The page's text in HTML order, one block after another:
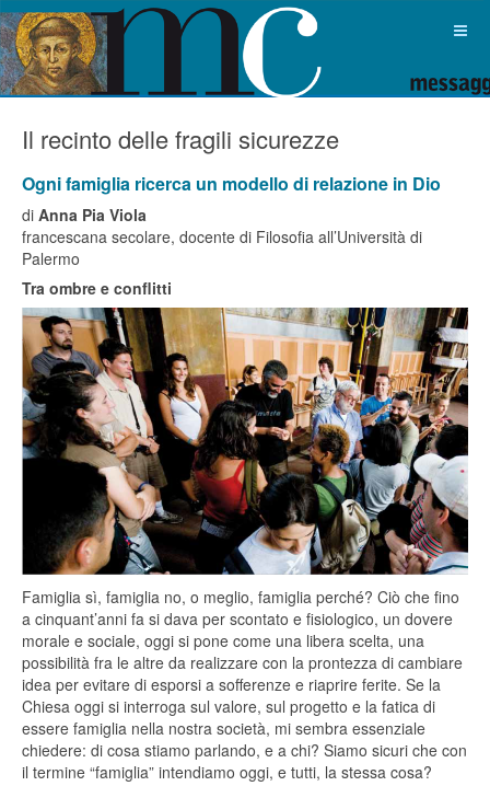
Il recinto delle fragili sicurezze
Ogni famiglia ricerca un modello di relazione in Dio
di Anna Pia Viola
francescana secolare, docente di Filosofia all’Università di
Palermo
Tra ombre e conflitti
Famiglia sì, famiglia no, o meglio, famiglia perché? Ciò che fino
a cinquant’anni fa si dava per scontato e fisiologico, un dovere
morale e sociale, oggi si pone come una libera scelta, una
possibilità fra le altre da realizzare con la prontezza di cambiare
idea per evitare di esporsi a sofferenze e riaprire ferite. Se la
Chiesa oggi si interroga sul valore, sul progetto e la fatica di
essere famiglia nella nostra società, mi sembra essenziale
chiedere: di cosa stiamo parlando, e a chi? Siamo sicuri che con
il termine “famiglia” intendiamo oggi, e tutti, la stessa cosa?